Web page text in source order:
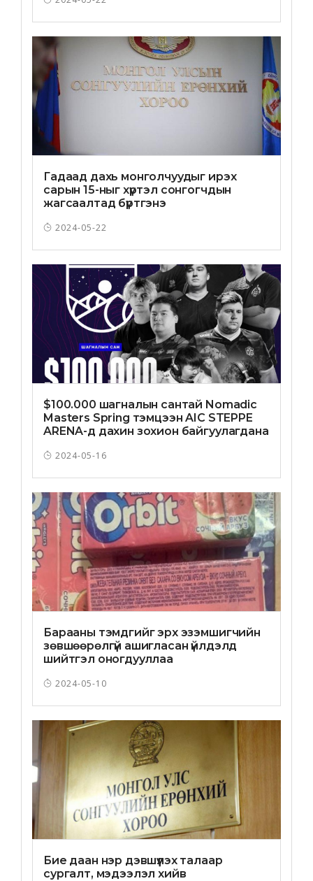
Гадаад дахь монголчуудыг ирэх
сарын 15-ныг хүртэл сонгогчдын
жагсаалтад бүртгэнэ
2024-05-22
$100.000 шагналын сантай Nomadic
Masters Spring тэмцээн AIC STEPPE
ARENA-д дахин зохион байгуулагдана
2024-05-16
Барааны тэмдгийг эрх эзэмшигчийн
зөвшөөрөлгүй ашигласан үйлдэлд
шийтгэл оногдууллаа
2024-05-10
Бие даан нэр дэвшүүлэх талаар
сургалт, мэдээлэл хийв